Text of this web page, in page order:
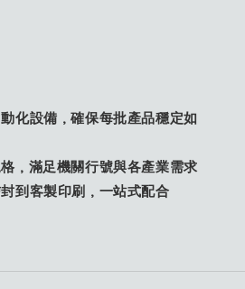
化設備，確保每批產品穩定如
，滿足機關行號與各產業需求
到客製印刷，一站式配合